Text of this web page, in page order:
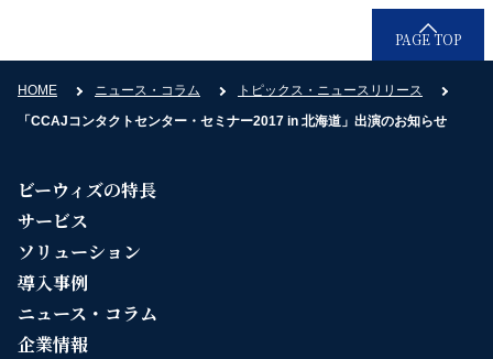
HOME ニュース・コラム
トピックス・ニュースリリース
「CCAJコンタクトセンター・セミナー2017 in 北海道」出演のお知らせ
PAGE TOP
ビーウィズの特長
サービス
ソリューション
導入事例
ニュース・コラム
企業情報